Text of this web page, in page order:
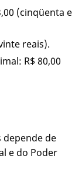
(cinqüenta e
reais).
R$ 80,00
depende de
e do Poder